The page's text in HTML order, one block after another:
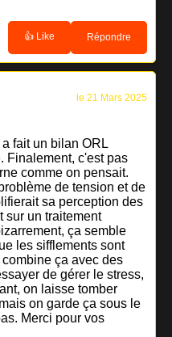
👍 Like Répondre
le 21 Mars 2025
fait un bilan ORL
Finalement, c'est pas
comme on pensait.
de tension et de
sa perception des
sur un traitement
ça semble
les sifflements sont
ça avec des
de gérer le stress,
on laisse tomber
on garde ça sous le
Merci pour vos